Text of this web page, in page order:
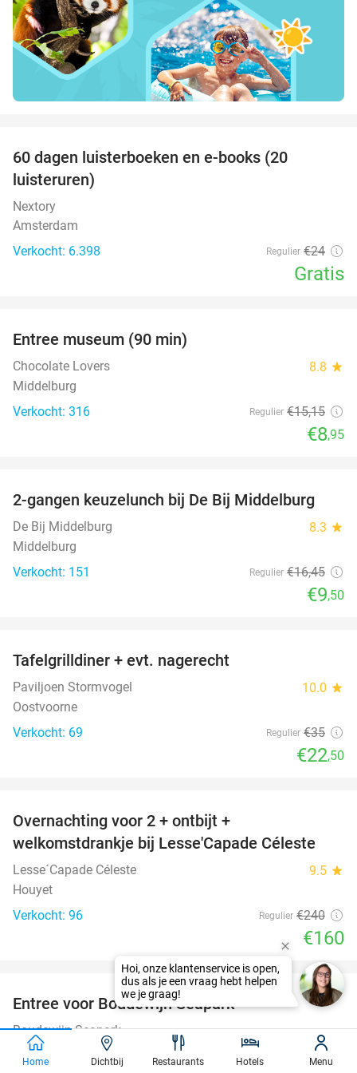
60 dagen luisterboeken en e-books (20
luisteruren)
Nextory
Amsterdam
Verkocht: 6.398
Regulier €24
Gratis
Entree museum (90 min)
Chocolate Lovers 8.8 star
Middelburg
Verkocht: 316
Regulier €15,15
€8,95
42%
2-gangen keuzelunch bij De Bij Middelburg
De Bij Middelburg 8.3 star
Middelburg
Verkocht: 151
Regulier €16,45
€9,50
Tafelgrilldiner + evt. nagerecht
Paviljoen Stormvogel 10.0 star
Oostvoorne
Verkocht: 69
Regulier €35
€22,50
Overnachting voor 2 + ontbijt +
welkomstdrankje bij Lesse'Capade Céleste
Lesse´Capade Céleste 9.5 star
Houyet
Verkocht: 96
Regulier €240
€160
35%
favorite_border
Entree voor Boudewijn Seapark
Boudewijn Seapark
Brugge
Home Dichtbij Restaurants Hotels Menu